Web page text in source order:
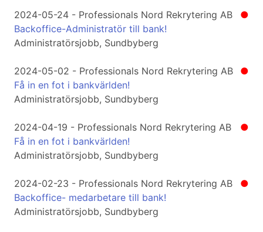
●
2024-05-24 - Professionals Nord Rekrytering AB
Backoffice-Administratör till bank!
Administratörsjobb, Sundbyberg
●
2024-05-02 - Professionals Nord Rekrytering AB
Få in en fot i bankvärlden!
Administratörsjobb, Sundbyberg
●
2024-04-19 - Professionals Nord Rekrytering AB
Få in en fot i bankvärlden!
Administratörsjobb, Sundbyberg
●
2024-02-23 - Professionals Nord Rekrytering AB
Backoffice- medarbetare till bank!
Administratörsjobb, Sundbyberg